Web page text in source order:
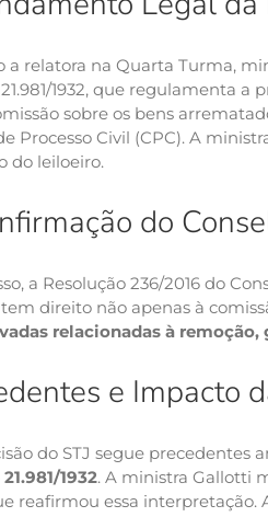
a relatora na Quarta Turma,
1932, que regulamenta
sobre os bens
Processo Civil (CPC). A
do leiloeiro.
do
a Resolução 236/2016 do
tem direito não apenas à
relacionadas à remoção,
e Impacto
do STJ segue precedentes
1932. A ministra Gallotti
reafirmou essa interpretação.